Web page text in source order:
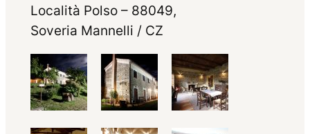
Località Polso – 88049,
Soveria Mannelli / CZ